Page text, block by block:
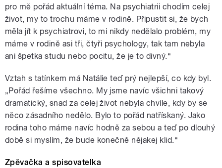
pro mě pořád aktuální téma. Na psychiatrii chodím celej
život, my to trochu máme v rodině. Připustit si, že bych
měla jít k psychiatrovi, to mi nikdy nedělalo problém, my
máme v rodině asi tři, čtyři psychology, tak tam nebyla
ani špetka studu nebo pocitu, že je to divný.“
Vztah s tatínkem má Natálie teď prý nejlepší, co kdy byl.
„Pořád řešíme všechno. My jsme navíc všichni takový
dramatický, snad za celej život nebyla chvíle, kdy by se
něco zásadního nedělo. Bylo to pořád natřískaný. Jako
rodina toho máme navíc hodně za sebou a teď po dlouhý
době si myslím, že bude konečně nějakej klid.“
Zpěvačka a spisovatelka